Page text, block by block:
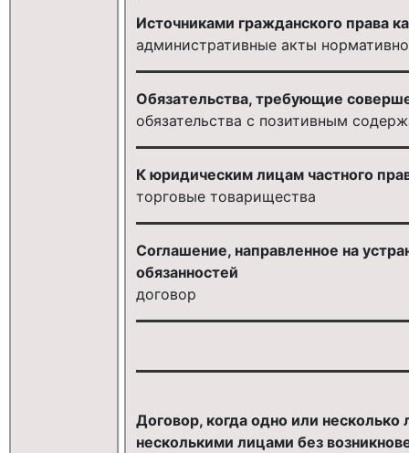
Источниками гражданского права
административные акты
Обязательства, требующие
обязательства с позитивным
К юридическим лицам частного
торговые товарищества
Соглашение, направленное на
обязанностей
договор
Договор, когда одно или
несколькими лицами без